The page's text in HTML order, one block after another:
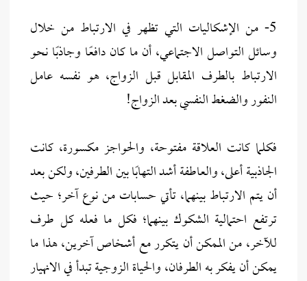
5- من الإشكاليات التي تظهر في الارتباط من خلال
وسائل التواصل الاجتماعي، أن ما كان دافعًا وجاذبًا نحو
الارتباط بالطرف المقابل قبل الزواج، هو نفسه عامل
النفور والضغط النفسي بعد الزواج!
فكلما كانت العلاقة مفتوحة، والحواجز مكسورة، كانت
الجاذبية أعلى، والعاطفة أشد التهابًا بين الطرفين، ولكن بعد
أن يتم الارتباط بينهما، تأتي حسابات من نوع آخر؛ حيث
ترتفع احتمالية الشكوك بينهما؛ فكل ما فعله كل طرف
للآخر، من الممكن أن يتكرر مع أشخاص آخرين، هذا ما
يمكن أن يفكر به الطرفان، والحياة الزوجية تبدأ في الانهيار